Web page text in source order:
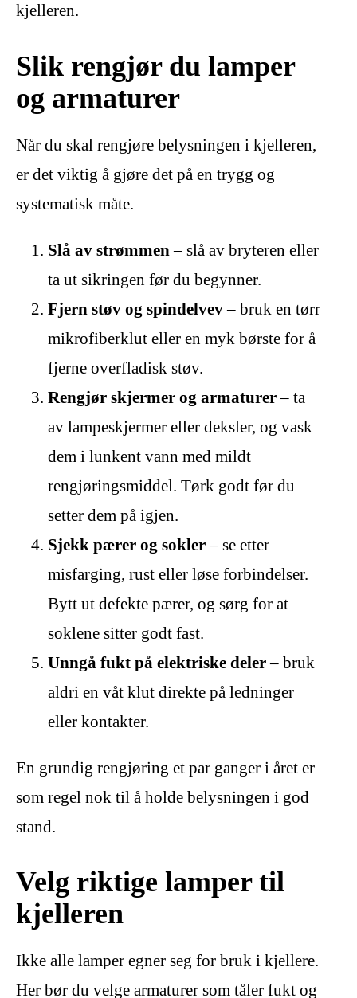
kjelleren.
Slik rengjør du lamper
og armaturer
Når du skal rengjøre belysningen i kjelleren,
er det viktig å gjøre det på en trygg og
systematisk måte.
Slå av strømmen – slå av bryteren eller
ta ut sikringen før du begynner.
Fjern støv og spindelvev– bruk en tørr
mikrofiberklut eller en myk børste for å
fjerne overfladisk støv.
Rengjør skjermer og armaturer– ta
av lampeskjermer eller deksler, og vask
dem i lunkent vann med mildt
rengjøringsmiddel. Tørk godt før du
setter dem på igjen.
Sjekk pærer og sokler– se etter
misfarging, rust eller løse forbindelser.
Bytt ut defekte pærer, og sørg for at
soklene sitter godt fast.
Unngå fukt på elektriske deler– bruk
aldri en våt klut direkte på ledninger
eller kontakter.
En grundig rengjøring et par ganger i året er
som regel nok til å holde belysningen i god
stand.
Velg riktige lamper til
kjelleren
Ikke alle lamper egner seg for bruk i kjellere.
Her bør du velge armaturer som tåler fukt og